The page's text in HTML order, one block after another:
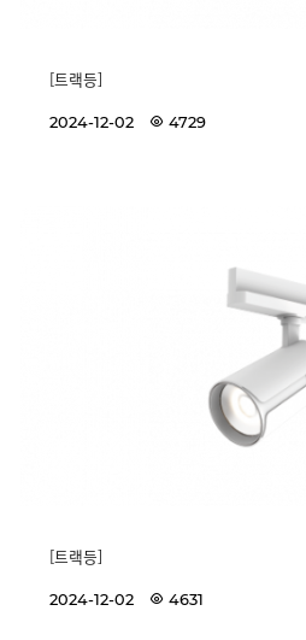
[트랙등]
2024-12-02 4729
[트랙등]
2024-12-02 4631